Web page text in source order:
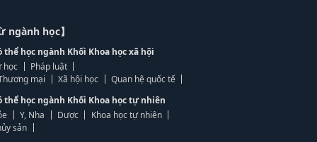
học】
học ngành Khối Khoa học xã hội
học
Pháp luật
mại
Xã hội học
Quan hệ quốc tế
thể học ngành Khối Khoa học tự nhiên
Y, Nha Dược
Khoa học tự nhiên
sản